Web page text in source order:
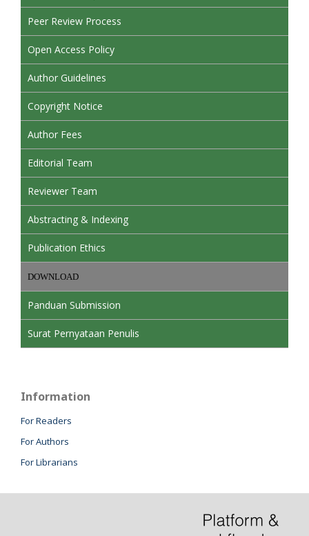
Peer Review Process
Open Access Policy
Author Guidelines
Copyright Notice
Author Fees
Editorial Team
Reviewer Team
Abstracting & Indexing
Publication Ethics
DOWNLOAD
Panduan Submission
Surat Pernyataan Penulis
Information
For Readers
For Authors
For Librarians